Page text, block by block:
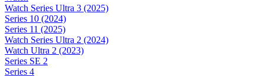
Watch Series Ultra 3 (2025)
Series 10 (2024)
Series 11 (2025)
Watch Series Ultra 2 (2024)
Watch Ultra 2 (2023)
Series SE 2
Series 4